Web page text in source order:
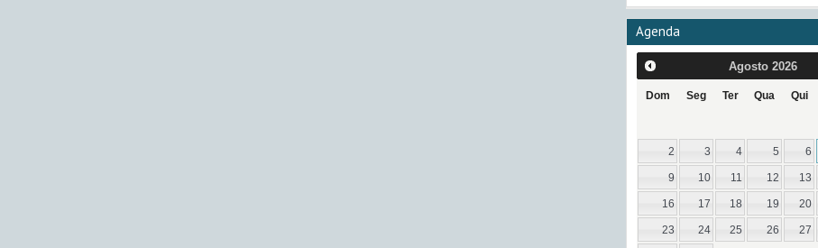
Agenda
Agosto 2026
Dom Seg Ter Qua Qui
2 3 4 5 6
9 10 11 12 13
16 17 18 19 20
23 24 25 26 27